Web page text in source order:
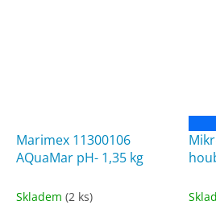
Marimex 11300106
AQuaMar pH- 1,35 kg
Skladem (2 ks)